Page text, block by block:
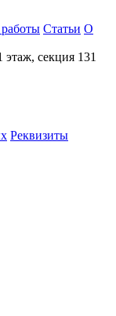
Статьи О
секция 131
Реквизиты